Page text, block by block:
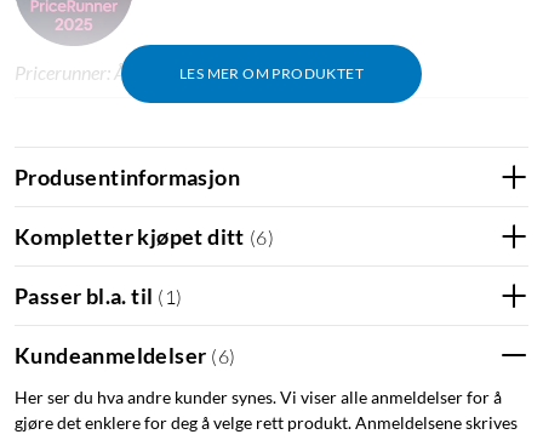
LES MER OM PRODUKTET
Pricerunner: Årets produkt 2025 i Danmark.
Nye brytere fra Logitech
De unike bryterne byr på samme opplevelse som tidligere
Romer G-brytere, men med bare halve høyden på tastene, slik
at tastaturets totale tykkelse bare blir 22 mm. Tastaturets
RGB-belysning kan tilpasses til hver tast. Med Lightsync-
teknologien kan du dessuten drive belysningen fra spill,
musikk eller film, og synkronisere lyset med annet Lightsync-
tilbehør.
Produsentinformasjon
Kompletter kjøpet ditt (6)
Passer bl.a. til ( 1 )
Kundeanmeldelser (6)
Her ser du hva andre kunder synes. Vi viser alle anmeldelser for å
gjøre det enklere for deg å velge rett produkt. Anmeldelsene skrives